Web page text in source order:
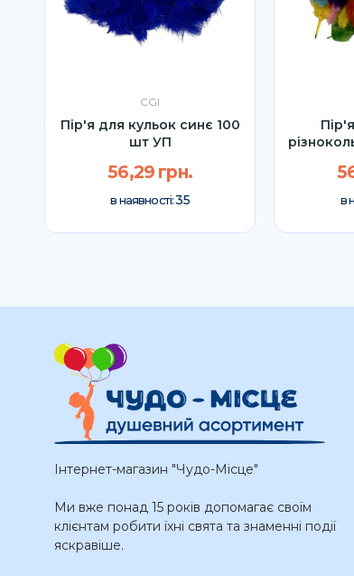
CGI
Пір'я для кульок синє 100
шт УП
56,29 грн.
в наявності:35 в
Інтернет-магазин "Чудо-Місце"
Ми вже понад 15 років допомагає своїм
клієнтам робити їхні свята та знаменні події
яскравіше.